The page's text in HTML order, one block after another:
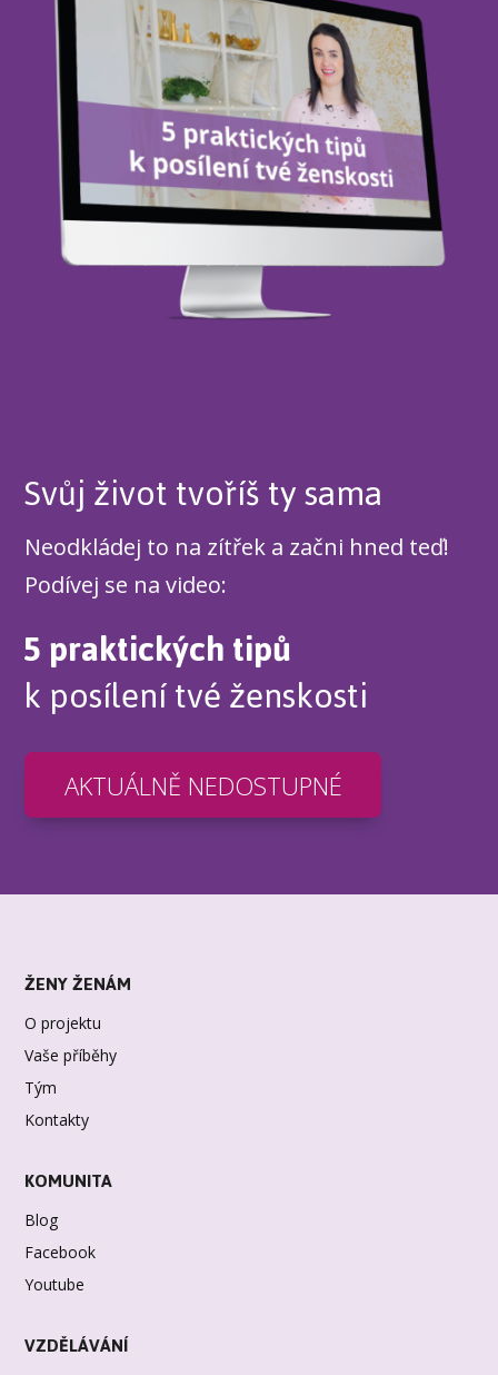
Svůj život tvoříš ty sama
Neodkládej to na zítřek a začni hned teď!
Podívej se na video:
5 praktických tipů
k posílení tvé ženskosti
AKTUÁLNĚ NEDOSTUPNÉ
ŽENY ŽENÁM
O projektu
Vaše příběhy
Tým
Kontakty
KOMUNITA
Blog
Facebook
Youtube
VZDĚLÁVÁNÍ